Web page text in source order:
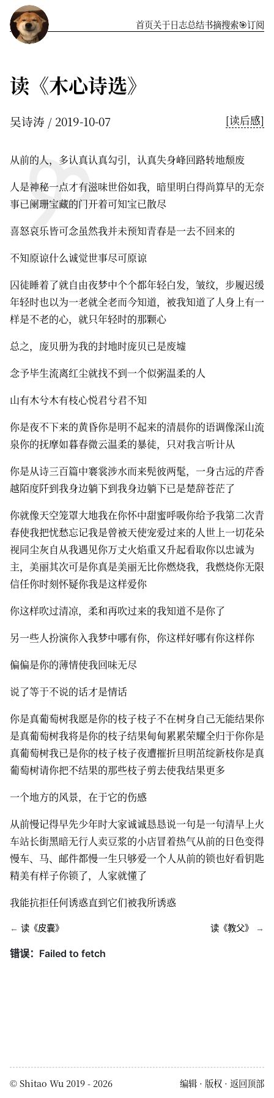
首页关于️日志总结书摘搜索🎯订阅
读《木心诗选》
吴诗涛 2019-10-07 [读后感]
从前的人，多认真认真勾引，认真失身峰回路转地颓废
人是神秘一点才有滋味世俗如我，暗里明白得尚算早的无奈
事已阑珊宝藏的门开着可知宝已散尽
喜怒哀乐皆可念虽然我并未预知青春是一去不回来的
不知原谅什么诚觉世事尽可原谅
囚徒睡着了就自由夜梦中个个都年轻白发，皱纹，步履迟缓
年轻时也以为一老就全老而今知道，被我知道了人身上有一
样是不老的心，就只年轻时的那颗心
总之，庞贝册为我的封地时庞贝已是废墟
念予毕生流离红尘就找不到一个似粥温柔的人
山有木兮木有枝心悦君兮君不知
你是夜不下来的黄昏你是明不起来的清晨你的语调像深山流
泉你的抚摩如暮春微云温柔的暴徒，只对我言听计从
你是从诗三百篇中褰裳涉水而来髡彼两髦，一身古远的芹香
越陌度阡到我身边躺下到我身边躺下已是楚辞苍茫了
你就像天空笼罩大地我在你怀中甜蜜呼吸你给予我第二次青
春使我把忧愁忘记我是曾被天使宠爱过来的人世上一切花朵
视同尘灰自从我遇见你万丈火焰重又升起看取你以忠诚为
主，美丽其次可是你真是美丽无比你燃烧我，我燃烧你无限
信任你时刻怀疑你我是这样爱你
你这样吹过清凉，柔和再吹过来的我知道不是你了
另一些人扮演你入我梦中哪有你，你这样好哪有你这样你
偏偏是你的薄情使我回味无尽
说了等于不说的话才是情话
你是真葡萄树我愿是你的枝子枝子不在树身自己无能结果你
是真葡萄树我将是你的枝子结果甸甸累累荣耀全归于你你是
真葡萄树我已是你的枝子枝子夜遭摧折旦明茁绽新枝你是真
葡萄树请你把不结果的那些枝子剪去使我结果更多
一个地方的风景，在于它的伤感
从前慢记得早先少年时大家诚诚恳恳说一句是一句清早上火
车站长街黑暗无行人卖豆浆的小店冒着热气从前的日色变得
慢车、马、邮件都慢一生只够爱一个人从前的锁也好看钥匙
精美有样子你锁了，人家就懂了
我能抗拒任何诱惑直到它们被我所诱惑
← 读《皮囊》 读《教父》 →
©Shitao Wu 2019 - 2026 编辑 版权 返回顶部